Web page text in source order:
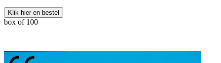
Klik hier en bestel
box of 100